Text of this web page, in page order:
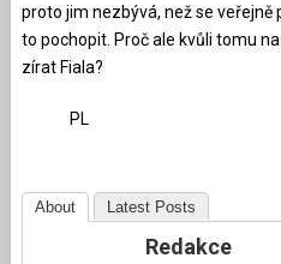
proto jim nezbývá, než se veřejně
to pochopit. Proč ale kvůli tomu
zírat Fiala?
PL
About Latest Posts
Redakce